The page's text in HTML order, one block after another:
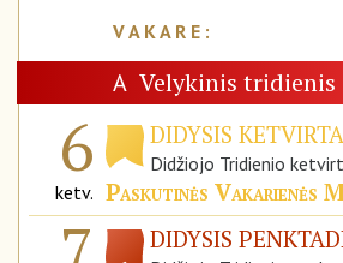
A Velykinis tridienis
6
ketv.
DIDYSIS
Didžiojo Tridienio
Paskutinės Vakarienės
DIDYSIS